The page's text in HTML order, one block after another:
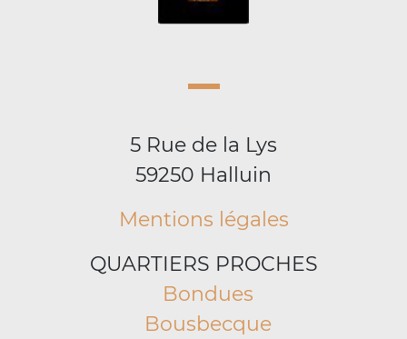
5 Rue de la Lys
59250 Halluin
Mentions légales
QUARTIERS PROCHES
Bondues
Bousbecque